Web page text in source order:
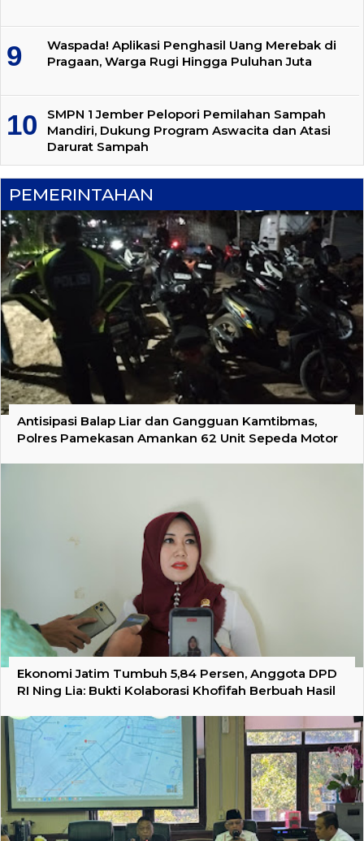
Waspada! Aplikasi Penghasil Uang Merebak di
Pragaan, Warga Rugi Hingga Puluhan Juta
SMPN 1 Jember Pelopori Pemilahan Sampah
Mandiri, Dukung Program Aswacita dan Atasi
Darurat Sampah
PEMERINTAHAN
Antisipasi Balap Liar dan Gangguan Kamtibmas,
Polres Pamekasan Amankan 62 Unit Sepeda Motor
Ekonomi Jatim Tumbuh 5,84 Persen, Anggota DPD
RI Ning Lia: Bukti Kolaborasi Khofifah Berbuah Hasil